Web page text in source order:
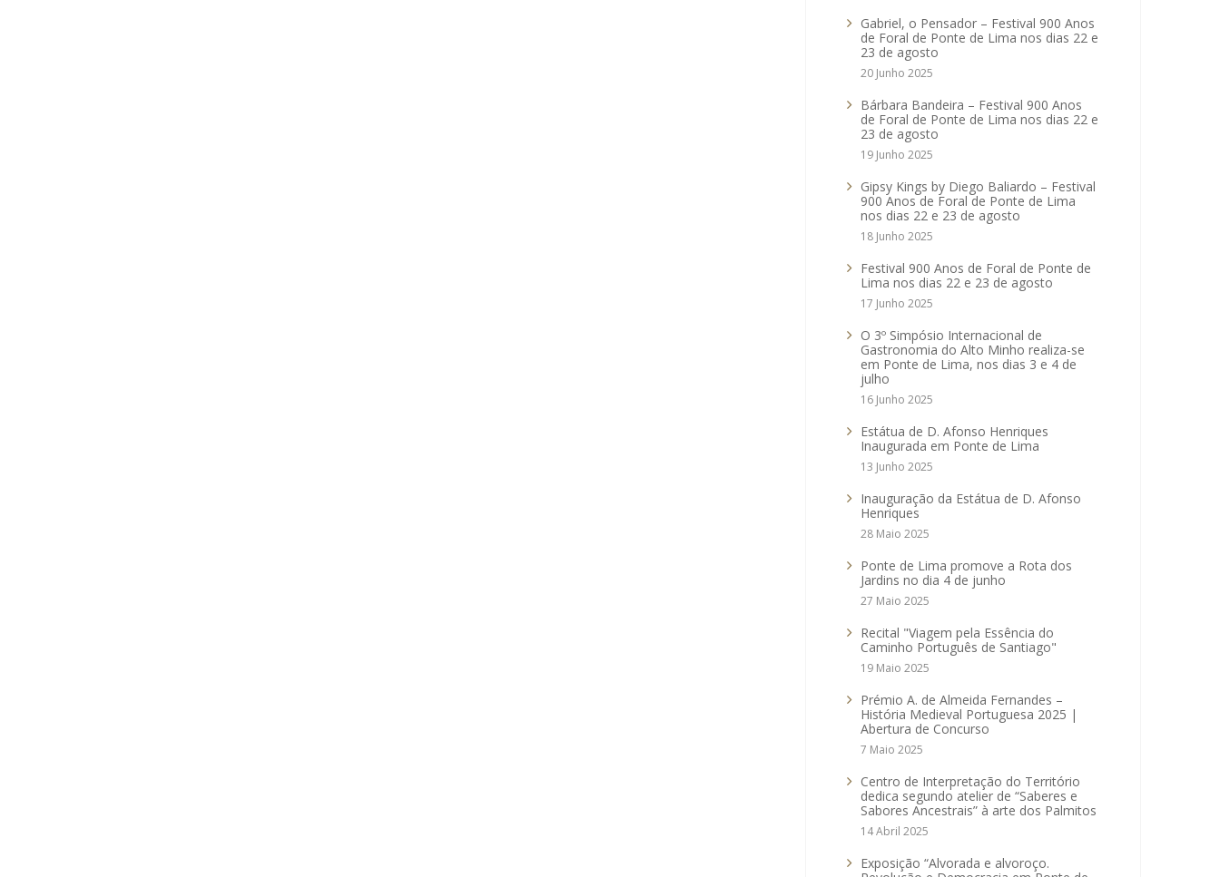
Gabriel, o Pensador – Festival 900 Anos
de Foral de Ponte de Lima nos dias 22 e
23 de agosto
20 Junho 2025
Bárbara Bandeira – Festival 900 Anos
de Foral de Ponte de Lima nos dias 22 e
23 de agosto
19 Junho 2025
Gipsy Kings by Diego Baliardo – Festival
900 Anos de Foral de Ponte de Lima
nos dias 22 e 23 de agosto
18 Junho 2025
Festival 900 Anos de Foral de Ponte de
Lima nos dias 22 e 23 de agosto
17 Junho 2025
O 3º Simpósio Internacional de
Gastronomia do Alto Minho realiza-se
em Ponte de Lima, nos dias 3 e 4 de
julho
16 Junho 2025
Estátua de D. Afonso Henriques
Inaugurada em Ponte de Lima
13 Junho 2025
Inauguração da Estátua de D. Afonso
Henriques
28 Maio 2025
Ponte de Lima promove a Rota dos
Jardins no dia 4 de junho
27 Maio 2025
Recital "Viagem pela Essência do
Caminho Português de Santiago"
19 Maio 2025
Prémio A. de Almeida Fernandes –
História Medieval Portuguesa 2025 |
Abertura de Concurso
7 Maio 2025
Centro de Interpretação do Território
dedica segundo atelier de “Saberes e
Sabores Ancestrais” à arte dos Palmitos
14 Abril 2025
Exposição “Alvorada e alvoroço.